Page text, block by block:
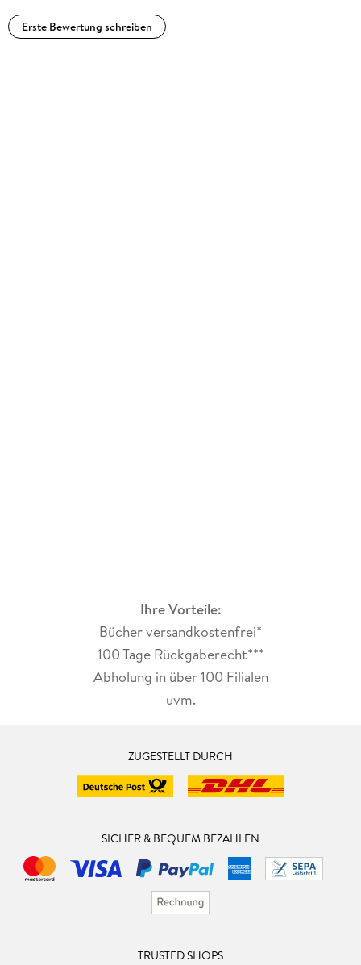
Erste Bewertung schreiben
Ihre Vorteile:
Bücher versandkostenfrei*
100 Tage Rückgaberecht***
Abholung in über 100 Filialen
uvm.
ZUGESTELLT DURCH
SICHER & BEQUEM BEZAHLEN
TRUSTED SHOPS